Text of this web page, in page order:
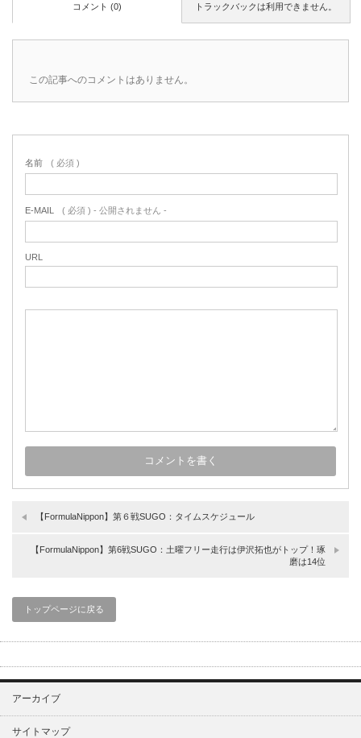
トラックバックは利用できません。
コメント (0)
この記事へのコメントはありません。
名前 ( 必須 )
E-MAIL ( 必須 ) - 公開されません -
URL
【FormulaNippon】第６戦SUGO：タイムスケジュール
【FormulaNippon】第6戦SUGO：土曜フリー走行は伊沢拓也がトップ！琢
磨は14位
トップページに戻る
アーカイブ
サイトマップ